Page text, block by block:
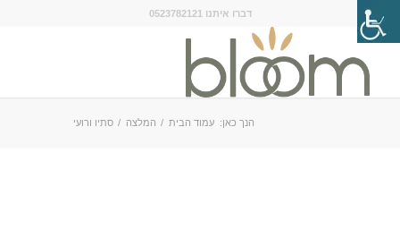
דברו איתנו 0523782121
הנך כאן: עמוד הבית / המלצה / סתיו ורועי